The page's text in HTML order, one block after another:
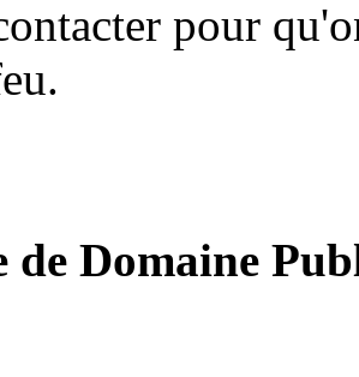
pour
de Domaine